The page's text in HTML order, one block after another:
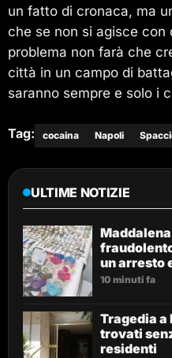
un fatto di cronaca, ma
che se non si agisce con
problema non farà che
città in un campo di
saranno sempre e solo i
Tag: cocaina Napoli
ULTIME NOTIZIE
un arresto
10 minuti fa
Tragedia a
trovati
residenti